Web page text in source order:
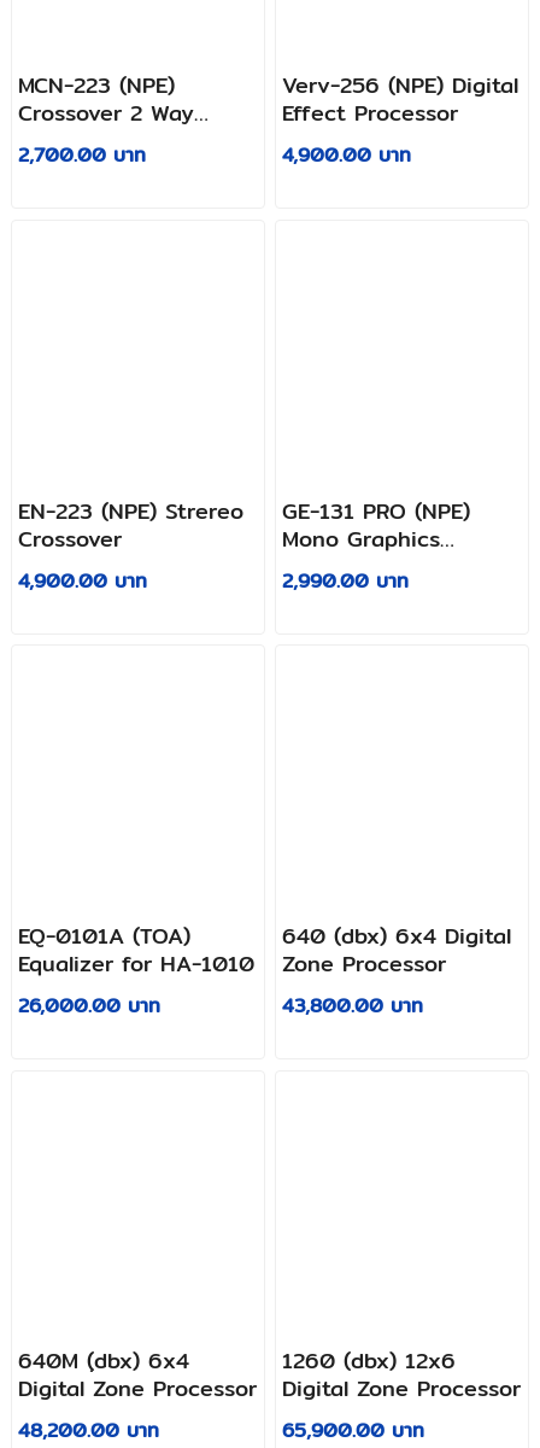
MCN-223 (NPE)
Crossover 2 Way
Stereo
2,700.00 บาท
Verv-256 (NPE) Digital
Effect Processor
4,900.00 บาท
EN-223 (NPE) Strereo
Crossover
4,900.00 บาท
GE-131 PRO (NPE)
Mono Graphics
Equalizer
2,990.00 บาท
EQ-0101A (TOA)
Equalizer for HA-1010
26,000.00 บาท
640 (dbx) 6x4 Digital
Zone Processor
43,800.00 บาท
640M (ฺdbx) 6x4
Digital Zone Processor
48,200.00 บาท
1260 (dbx) 12x6
Digital Zone Processor
65,900.00 บาท